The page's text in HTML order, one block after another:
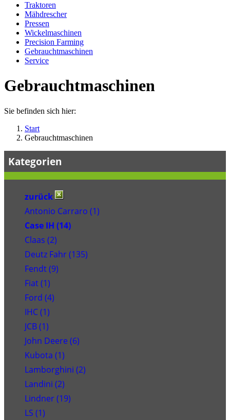
Traktoren
Mähdrescher
Pressen
Wickelmaschinen
Precision Farming
Gebrauchtmaschinen
Service
Gebrauchtmaschinen
Sie befinden sich hier:
Start
Gebrauchtmaschinen
Kategorien
zurück
Antonio Carraro (1)
Case IH (14)
Claas (2)
Deutz Fahr (135)
Fendt (9)
Fiat (1)
Ford (4)
IHC (1)
JCB (1)
John Deere (6)
Kubota (1)
Lamborghini (2)
Landini (2)
Lindner (19)
LS (1)